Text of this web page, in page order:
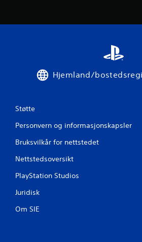
Hjemland/
Støtte
Personvern og informasjonskapsler
Bruksvilkår for nettstedet
Nettstedsoversikt
PlayStation Studios
Juridisk
Om SIE